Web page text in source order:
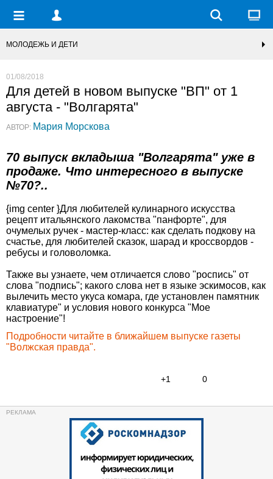
МОЛОДЕЖЬ И ДЕТИ
01/08/2018
Для детей в новом выпуске "ВП" от 1
августа - "Волгарята"
АВТОР: Мария Морскова
70 выпуск вкладыша "Волгарята" уже в
продаже. Что интересного в выпуске
№70?..
{img center }Для любителей кулинарного искусства
рецепт итальянского лакомства "панфорте", для
очумелых ручек - мастер-класс: как сделать подкову на
счастье, для любителей сказок, шарад и кроссвордов -
ребусы и головоломка.
Также вы узнаете, чем отличается слово "роспись" от
слова "подпись"; какого слова нет в языке эскимосов, как
вылечить место укуса комара, где установлен памятник
клавиатуре" и условия нового конкурса "Мое
настроение"!
Подробности читайте в ближайшем выпуске газеты
"Волжская правда".
+1 0